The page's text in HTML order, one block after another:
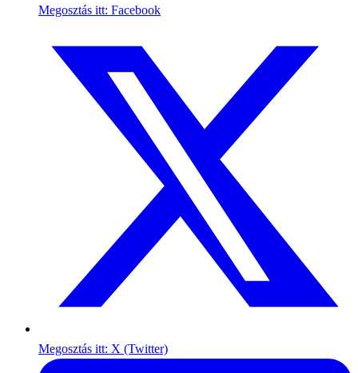
Megosztás itt: Facebook
Megosztás itt: X (Twitter)